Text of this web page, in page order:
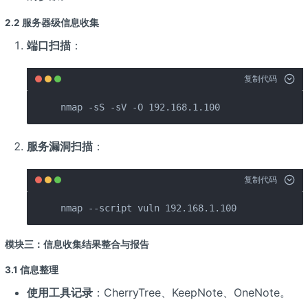
2.2 服务器级信息收集
端口扫描：
复制代码
nmap -sS -sV -O 192.168.1.100
服务漏洞扫描：
复制代码
nmap --script vuln 192.168.1.100
模块三：信息收集结果整合与报告
3.1 信息整理
使用工具记录：CherryTree、KeepNote、OneNote。